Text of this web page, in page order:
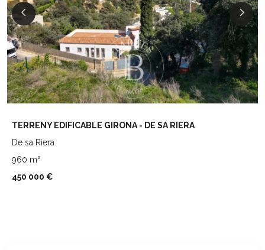
TERRENY EDIFICABLE GIRONA - DE SA RIERA
De sa Riera
960 m²
450 000 €